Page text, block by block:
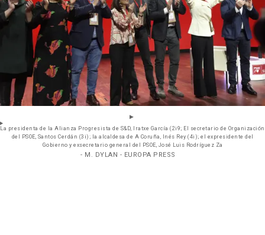
La presidenta de la Alianza Progresista de S&D, Iratxe García (2i9; El secretario de Organización
del PSOE, Santos Cerdán (3i); la alcaldesa de A Coruña, Inés Rey (4i); el expresidente del
Gobierno y exsecretario general del PSOE, José Luis Rodríguez Za
- M. DYLAN - EUROPA PRESS